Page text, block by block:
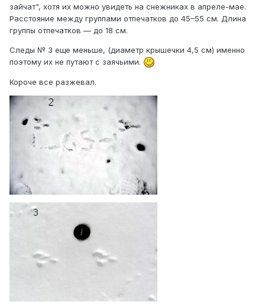
зайчат", хотя их можно увидеть на снежниках в апреле-мае.
Расстояние между группами отпечатков до 45–55 см. Длина
группы отпечатков — до 18 см.
Следы № 3 еще меньше, (диаметр крышечки 4,5 см) именно
поэтому их не путают с заячьими.
Короче все разжевал.